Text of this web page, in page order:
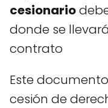
cesionario
donde se
contrato
Este
cesión de